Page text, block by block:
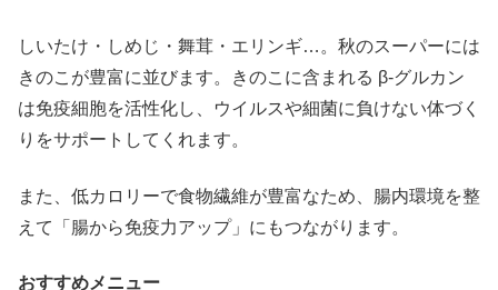
しいたけ・しめじ・舞茸・エリンギ…。秋のスーパーには
きのこが豊富に並びます。きのこに含まれる β-グルカン
は免疫細胞を活性化し、ウイルスや細菌に負けない体づく
りをサポートしてくれます。
また、低カロリーで食物繊維が豊富なため、腸内環境を整
えて「腸から免疫力アップ」にもつながります。
おすすめメニュー